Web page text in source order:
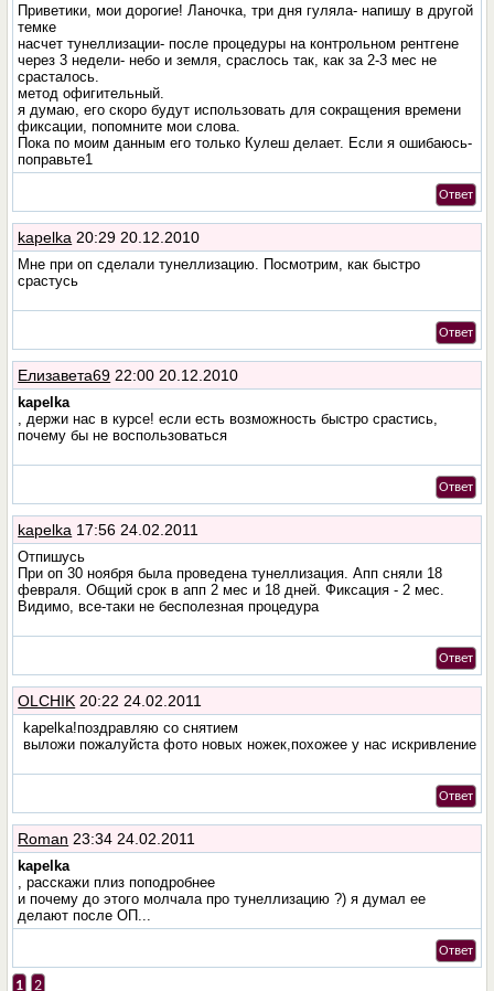
Приветики, мои дорогие! Ланочка, три дня гуляла- напишу в другой
темке
насчет тунеллизации- после процедуры на контрольном рентгене
через 3 недели- небо и земля, сраслось так, как за 2-3 мес не
срасталось.
метод офигительный.
я думаю, его скоро будут использовать для сокращения времени
фиксации, попомните мои слова.
Пока по моим данным его только Кулеш делает. Если я ошибаюсь-
поправьте1
Ответ
kapelka 20:29 20.12.2010
Мне при оп сделали тунеллизацию. Посмотрим, как быстро
срастусь
Ответ
Елизавета69 22:00 20.12.2010
kapelka
, держи нас в курсе! если есть возможность быстро срастись,
почему бы не воспользоваться
Ответ
kapelka 17:56 24.02.2011
Отпишусь
При оп 30 ноября была проведена тунеллизация. Апп сняли 18
февраля. Общий срок в апп 2 мес и 18 дней. Фиксация - 2 мес.
Видимо, все-таки не бесполезная процедура
Ответ
OLCHIK 20:22 24.02.2011
kapelka!поздравляю со снятием
выложи пожалуйста фото новых ножек,похожее у нас искривление
Ответ
Roman 23:34 24.02.2011
kapelka
, расскажи плиз поподробнее
и почему до этого молчала про тунеллизацию ?) я думал ее
делают после ОП...
Ответ
1 2